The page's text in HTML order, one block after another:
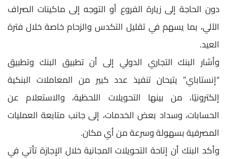
دون الحاجة إلى زيارة الفروع أو التوجه إلى ماكينات الصراف
الآلي، بما يسهم في تقليل التكدس والزحام خاصة خلال فترة
العيد.
وأشار البنك التجاري الدولي إلى أن تطبيق البنك وتطبيق
“إنستاباي” يتيحان تنفيذ عدد كبير من المعاملات البنكية
إلكترونيًا، من بينها التحويلات اللحظية، والاستعلام عن
الحسابات، وسداد بعض الخدمات، إلى جانب متابعة العمليات
المصرفية بسهولة وسرعة من أي مكان.
وأكد البنك أن إتاحة التحويلات المجانية خلال الإجازة تأتي في